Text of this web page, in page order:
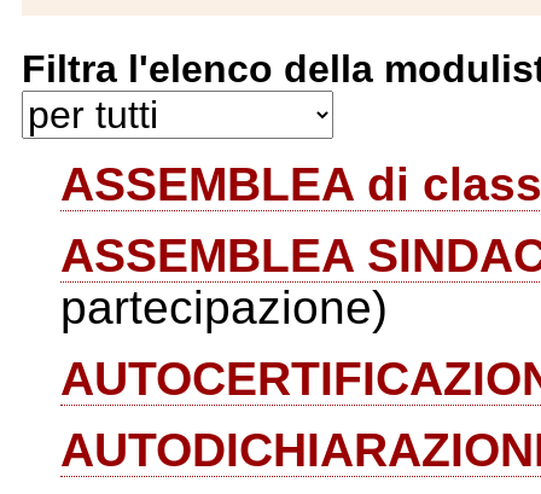
Filtra l'elenco della
ASSEMBLEA di
ASSEMBLEA
partecipazione)